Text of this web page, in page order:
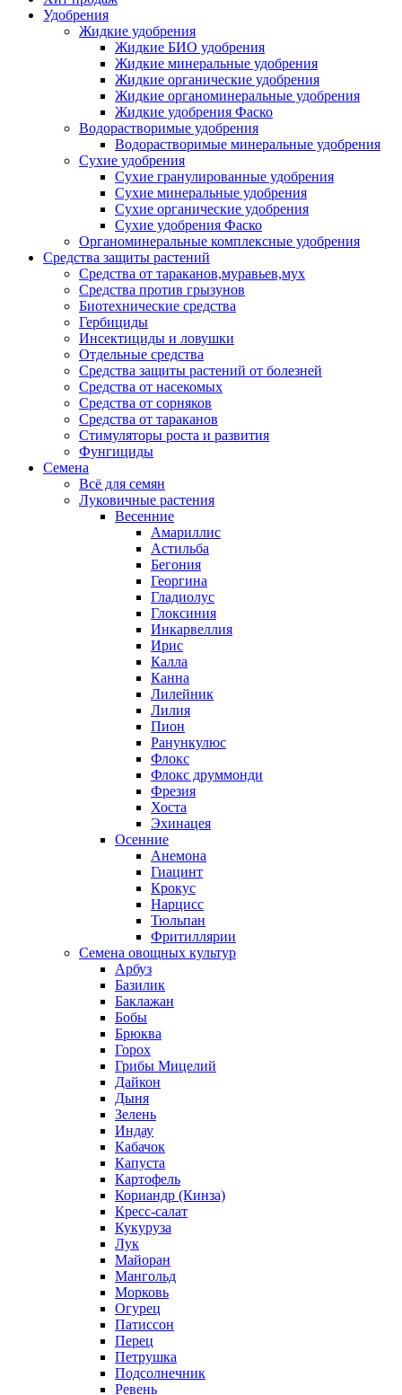
Удобрения
Жидкие удобрения
Жидкие БИО удобрения
Жидкие минеральные удобрения
Жидкие органические удобрения
Жидкие органоминеральные удобрения
Жидкие удобрения Фаско
Водорастворимые удобрения
Водорастворимые минеральные удобрения
Сухие удобрения
Сухие гранулированные удобрения
Сухие минеральные удобрения
Сухие органические удобрения
Сухие удобрения Фаско
Органоминеральные комплексные удобрения
Средства защиты растений
Средства от тараканов,муравьев,мух
Средства против грызунов
Биотехнические средства
Гербициды
Инсектициды и ловушки
Отдельные средства
Средства защиты растений от болезней
Средства от насекомых
Средства от сорняков
Средства от тараканов
Стимуляторы роста и развития
Фунгициды
Семена
Всё для семян
Луковичные растения
Весенние
Амариллис
Астильба
Бегония
Георгина
Гладиолус
Глоксиния
Инкарвеллия
Ирис
Калла
Канна
Лилейник
Лилия
Пион
Ранункулюс
Флокс
Флокс друммонди
Фрезия
Хоста
Эхинацея
Осенние
Анемона
Гиацинт
Крокус
Нарцисс
Тюльпан
Фритиллярии
Семена овощных культур
Арбуз
Базилик
Баклажан
Бобы
Брюква
Горох
Грибы Мицелий
Дайкон
Дыня
Зелень
Индау
Кабачок
Капуста
Картофель
Кориандр (Кинза)
Кресс-салат
Кукуруза
Лук
Майоран
Мангольд
Морковь
Огурец
Патиссон
Перец
Петрушка
Подсолнечник
Ревень